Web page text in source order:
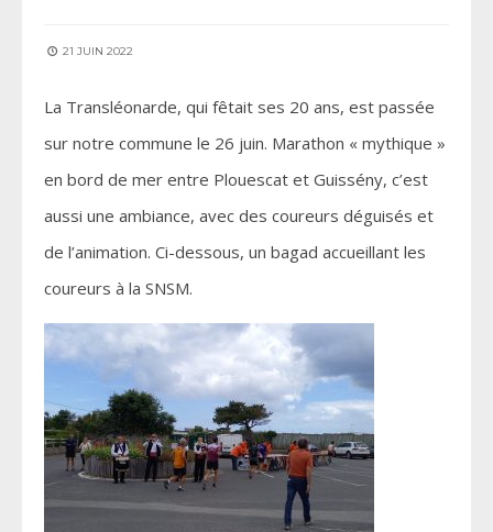
21 JUIN 2022
La Transléonarde, qui fêtait ses 20 ans, est passée
sur notre commune le 26 juin. Marathon « mythique »
en bord de mer entre Plouescat et Guissény, c’est
aussi une ambiance, avec des coureurs déguisés et
de l’animation. Ci-dessous, un bagad accueillant les
coureurs à la SNSM.